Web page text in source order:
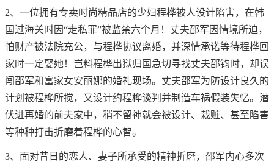
2、一位拥有专卖时尚精品店的少妇程桦被人设计陷害，在韩
国过海关时因“走私罪”被监禁六个月！丈夫邵军因情境所迫，
怕财产被法院充公，与程桦协议离婚，并深情承诺等待程桦回
家时一定娶她！岂料程桦出狱归国急切寻找丈夫邵钧时，却误
闯邵军和富家女安丽娜的婚礼现场。丈夫邵军为防设计良久的
计划被程桦所搅，又设计约程桦谈判并制造车祸假装失忆。潜
伏进再婚的前夫家中，稍不留神就会被设计、栽赃、甚至陷害
等种种打击折磨着程桦的心智。
3、面对昔日的恋人、妻子所承受的精神折磨，邵军内心多次